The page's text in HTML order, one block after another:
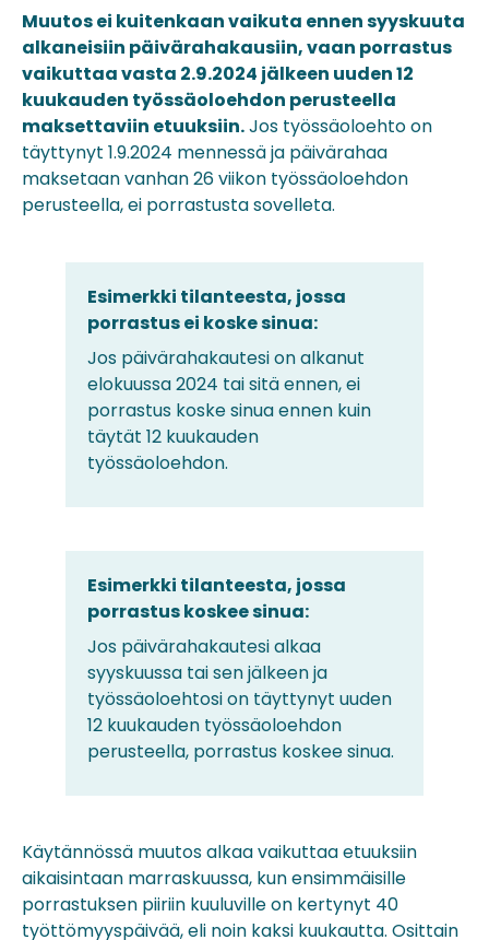
Muutos ei kuitenkaan vaikuta ennen syyskuuta
alkaneisiin päivärahakausiin, vaan porrastus
vaikuttaa vasta 2.9.2024 jälkeen uuden 12
kuukauden työssäoloehdon perusteella
maksettaviin etuuksiin.Jos työssäoloehto on
täyttynyt 1.9.2024 mennessä ja päivärahaa
maksetaan vanhan 26 viikon työssäoloehdon
perusteella, ei porrastusta sovelleta.
Esimerkki tilanteesta, jossa
porrastus ei koske sinua:
Jos päivärahakautesi on alkanut
elokuussa 2024 tai sitä ennen, ei
porrastus koske sinua ennen kuin
täytät 12 kuukauden
työssäoloehdon.
Esimerkki tilanteesta, jossa
porrastus koskee sinua:
Jos päivärahakautesi alkaa
syyskuussa tai sen jälkeen ja
työssäoloehtosi on täyttynyt uuden
12 kuukauden työssäoloehdon
perusteella, porrastus koskee sinua.
Käytännössä muutos alkaa vaikuttaa etuuksiin
aikaisintaan marraskuussa, kun ensimmäisille
porrastuksen piiriin kuuluville on kertynyt 40
työttömyyspäivää, eli noin kaksi kuukautta. Osittain